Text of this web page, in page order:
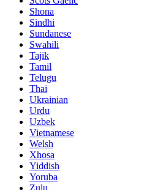
Shona
Sindhi
Sundanese
Swahili
Tajik
Tamil
Telugu
Thai
Ukrainian
Urdu
Uzbek
Vietnamese
Welsh
Xhosa
Yiddish
Yoruba
Zulu